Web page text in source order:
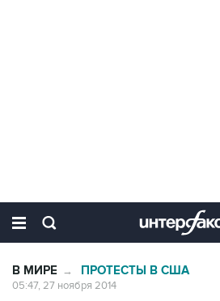
В МИРЕ → ПРОТЕСТЫ В США
05:47, 27 ноября 2014